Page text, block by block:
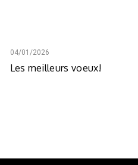
04/01/2026
Les meilleurs voeux!